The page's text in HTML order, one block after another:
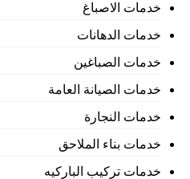
خدمات الاصباغ
خدمات الدهانات
خدمات الصباغين
خدمات الصيانة العامة
خدمات النجارة
خدمات بناء الملاحق
خدمات تركيب الباركيه